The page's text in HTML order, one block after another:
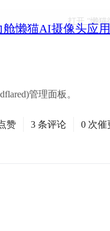
舱懒猫AI摄像头应
打开 “懒猫
管理面板。
赞 3 条评论 0 次催